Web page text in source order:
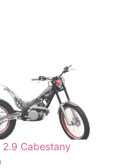
2.9 Cabestany